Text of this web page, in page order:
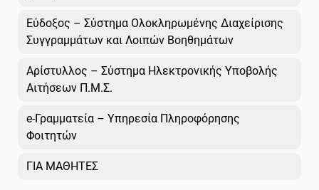
Εύδοξος – Σύστημα Ολοκληρωμένης Διαχείρισης
Συγγραμμάτων και Λοιπών Βοηθημάτων
Αρίστυλλος – Σύστημα Ηλεκτρονικής Υποβολής
Αιτήσεων Π.Μ.Σ.
e-Γραμματεία – Υπηρεσία Πληροφόρησης
Φοιτητών
ΓΙΑ ΜΑΘΗΤΕΣ